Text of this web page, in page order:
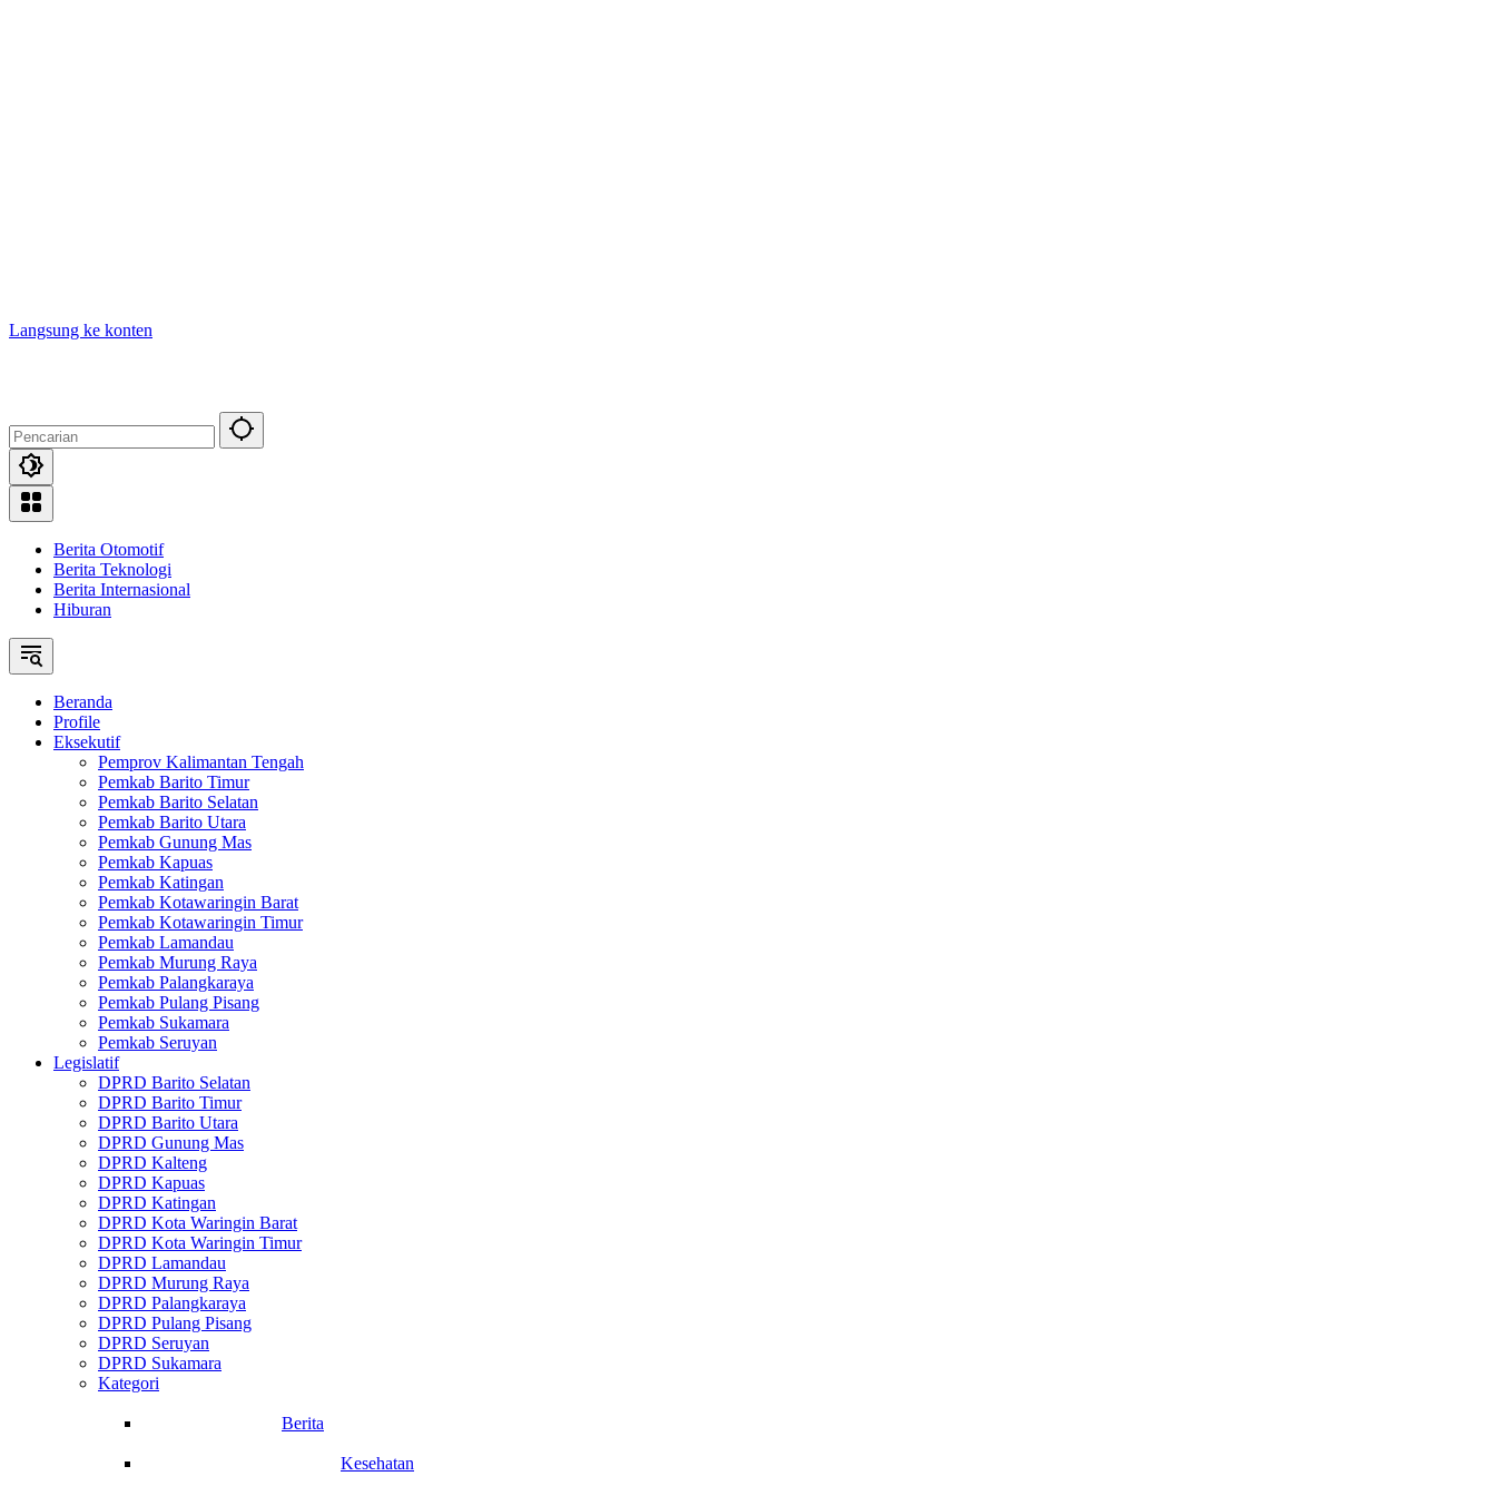
Langsung ke konten
Berita Otomotif
Berita Teknologi
Berita Internasional
Hiburan
Beranda
Profile
Eksekutif
Pemprov Kalimantan Tengah
Pemkab Barito Timur
Pemkab Barito Selatan
Pemkab Barito Utara
Pemkab Gunung Mas
Pemkab Kapuas
Pemkab Katingan
Pemkab Kotawaringin Barat
Pemkab Kotawaringin Timur
Pemkab Lamandau
Pemkab Murung Raya
Pemkab Palangkaraya
Pemkab Pulang Pisang
Pemkab Sukamara
Pemkab Seruyan
Legislatif
DPRD Barito Selatan
DPRD Barito Timur
DPRD Barito Utara
DPRD Gunung Mas
DPRD Kalteng
DPRD Kapuas
DPRD Katingan
DPRD Kota Waringin Barat
DPRD Kota Waringin Timur
DPRD Lamandau
DPRD Murung Raya
DPRD Palangkaraya
DPRD Pulang Pisang
DPRD Seruyan
DPRD Sukamara
Kategori
Berita
Kesehatan